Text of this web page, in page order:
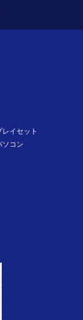
イセット
ソコン